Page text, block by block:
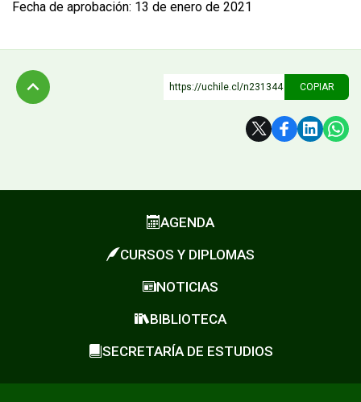
Fecha de aprobación: 13 de enero de 2021
https://uchile.cl/n231344 COPIAR
AGENDA
CURSOS Y DIPLOMAS
NOTICIAS
BIBLIOTECA
SECRETARÍA DE ESTUDIOS